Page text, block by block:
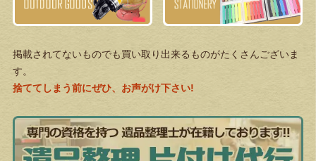
掲載されてないものでも買い取り出来るものがたくさんございま
す。
捨ててしまう前にぜひ、お声がけ下さい!